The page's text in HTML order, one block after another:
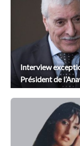
Interview
Président de